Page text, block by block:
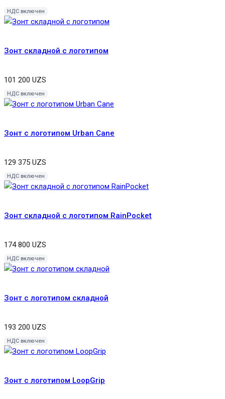
НДС включен
Зонт складной с логотипом
101 200 UZS
НДС включен
Зонт с логотипом Urban Cane
129 375 UZS
НДС включен
Зонт складной с логотипом RainPocket
174 800 UZS
НДС включен
Зонт с логотипом складной
193 200 UZS
НДС включен
Зонт с логотипом LoopGrip